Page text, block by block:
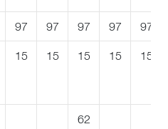
97 97 97 97 97
15 15 15 15 15
62